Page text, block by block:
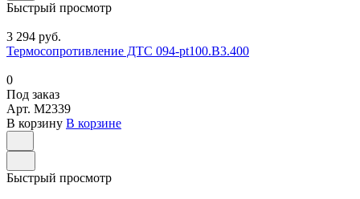
Быстрый просмотр
3 294 руб.
Термосопротивление ДТС 094-pt100.В3.400
0
Под заказ
Арт. M2339
В корзину В корзине
Быстрый просмотр